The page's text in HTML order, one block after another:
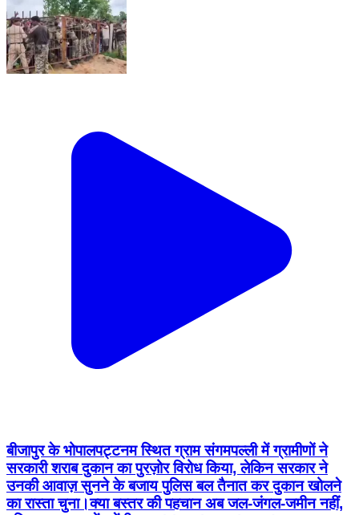
बीजापुर के भोपालपट्टनम स्थित ग्राम संगमपल्ली में ग्रामीणों ने
सरकारी शराब दुकान का पुरज़ोर विरोध किया, लेकिन सरकार ने
उनकी आवाज़ सुनने के बजाय पुलिस बल तैनात कर दुकान खोलने
का रास्ता चुना।क्या बस्तर की पहचान अब जल-जंगल-जमीन नहीं,